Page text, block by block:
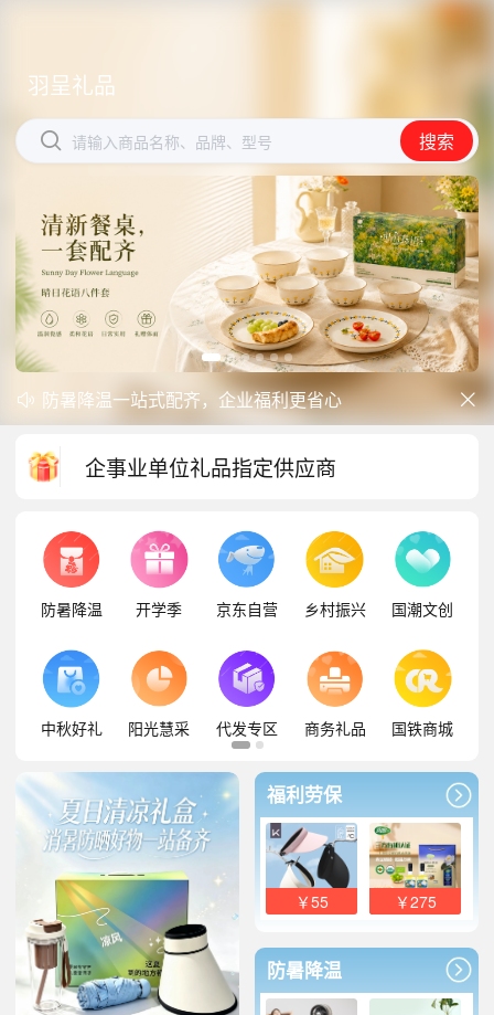
羽呈礼品
 请输入商品名称、品牌、型号 搜索
羽呈礼品
 请输入商品名称、品牌、型号 搜索

防暑降温一站式配齐，企业福利更省心
开学季礼品专区现已正式上线！

企事业单位礼品指定供应商
防暑降温 开学季 京东自营 乡村振兴 国潮文创
中秋好礼 阳光慧采 代发专区 商务礼品 国铁商城
福利劳保
￥55 ￥275
防暑降温